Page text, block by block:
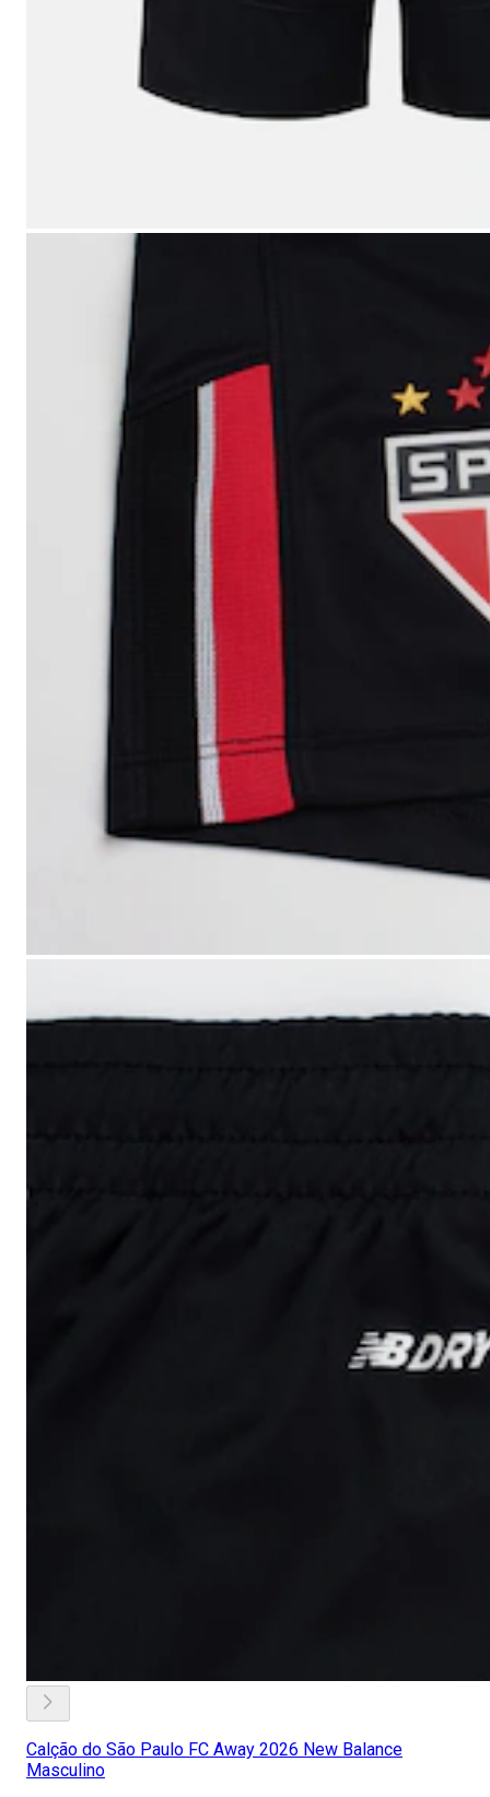
Calção do São Paulo FC Away 2026 New Balance
Masculino